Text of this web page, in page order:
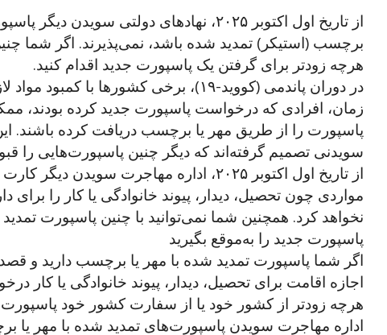
از تاریخ اول اکتوبر ۲۰۲۵، نهادهای دولتی
برچسب (استیکر) تمدید شده باشد، نمی‌پذیرند. اگر شما
هرچه زودتر برای گرفتن یک پاسپورت جدید اقدام کنید.
در دوران پاندمی (کووید-۱۹)، برخی
زمان، افرادی که درخواست پاسپورت جدید کرده بودند،
پاسپورت را از طریق مهر یا برچسب دریافت کرده باشند.
سویدنی تصمیم گرفته‌اند که دیگر چنین پاسپورت‌هایی را
از تاریخ اول اکتوبر ۲۰۲۵، اداره مهاجرت
مواردی چون تحصیل، دیدار، پیوند خانوادگی یا کار را
نخواهد کرد. همچنین شما نمی‌توانید با چنین پاسپورت
پاسپورت جدید را به‌موقع بگیرید
اگر شما پاسپورت تمدید شده با مهر یا برچسب دارید و
اجازه اقامت برای تحصیل، دیدار، پیوند خانوادگی یا کار
هرچه زودتر از کشور خود یا از سفارت کشور خود پاسپورت